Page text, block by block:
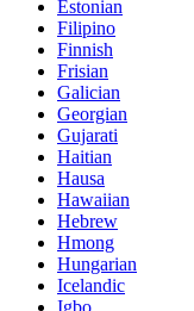
Estonian
Filipino
Finnish
Frisian
Galician
Georgian
Gujarati
Haitian
Hausa
Hawaiian
Hebrew
Hmong
Hungarian
Icelandic
Igbo